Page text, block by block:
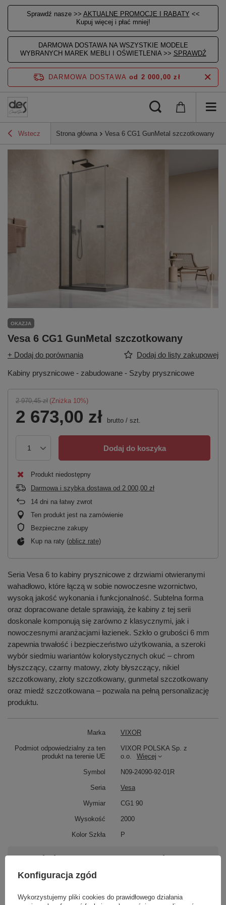
Sprawdź nasze >> AKTUALNE PROMOCJE I RABATY <<
Kupuj więcej i płać mniej!
DARMOWA DOSTAWA NA WSZYSTKIE MODELE
WYBRANYCH MAREK MEBLI I OŚWIETLENIA >> SPRAWDŹ
DARMOWA DOSTAWA od 2 000,00 zł
Wstecz Strona główna Vesa 6 CG1 GunMetal szczotkowany
OKAZJA
Vesa 6 CG1 GunMetal szczotkowany
+ Dodaj do porównania Dodaj do listy zakupowej
Kabiny prysznicowe - zabudowane - Szyby prysznicowe
2 970,45 zł (Zniżka 10%)
2 673,00 zł brutto / szt.
Dodaj do koszyka
Produkt niedostępny
Darmowa i szybka dostawa od 2 000,00 zł
14 dni na łatwy zwrot
Ten produkt jest na zamówienie
Bezpieczne zakupy
Kup na raty (oblicz ratę)
Seria Vesa 6 to kabiny prysznicowe z drzwiami otwieranymi
wahadłowo, które łączą w sobie nowoczesne wzornictwo,
wysoką jakość wykonania i funkcjonalność. Subtelna forma
oraz dopracowane detale sprawiają, że kabiny z tej serii
doskonale komponują się zarówno z klasycznymi, jak i
nowoczesnymi aranżacjami łazienek. Szkło o grubości 6 mm
zapewnia trwałość i bezpieczeństwo użytkowania, a szeroki
wybór siedmiu wariantów kolorystycznych okuć – chrom
błyszczący, czarny matowy, złoty błyszczący, nikiel
szczotkowany, złoty szczotkowany, gunmetal szczotkowany
oraz miedź szczotkowana – pozwala na pełną personalizację
produktu.
Marka VIXOR
Podmiot odpowiedzialny za ten
produkt na terenie UE
VIXOR POLSKA Sp. z
o.o.
Więcej
Symbol N09-24090-92-01R
Seria Vesa
Wymiar CG1 90
Wysokość 2000
Kolor Szkła P
Potrzebujesz pomocy? Masz pytania?
Zadaj pytanie a my odpowiemy niezwłocznie,
najciekawsze pytania i odpowiedzi publikując
Konfiguracja zgód
Wykorzystujemy pliki cookies do prawidłowego działania